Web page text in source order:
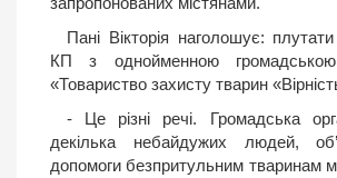
Пані Вікторія наголошує:
КП з однойменною громадською
«Товариство захисту тварин
- Це різні речі. Громадська
декілька небайдужих людей,
допомоги безпритульним тваринам